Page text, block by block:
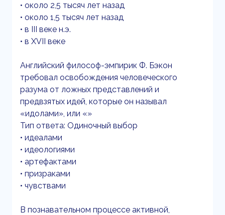
• около 2,5 тысяч лет назад
• около 1,5 тысяч лет назад
• в III веке н.э.
• в XVII веке
Английский философ-эмпирик Ф. Бэкон
требовал освобождения человеческого
разума от ложных представлений и
предвзятых идей, которые он называл
«идолами», или «»
Тип ответа: Одиночный выбор
• идеалами
• идеологиями
• артефактами
• призраками
• чувствами
В познавательном процессе активной,